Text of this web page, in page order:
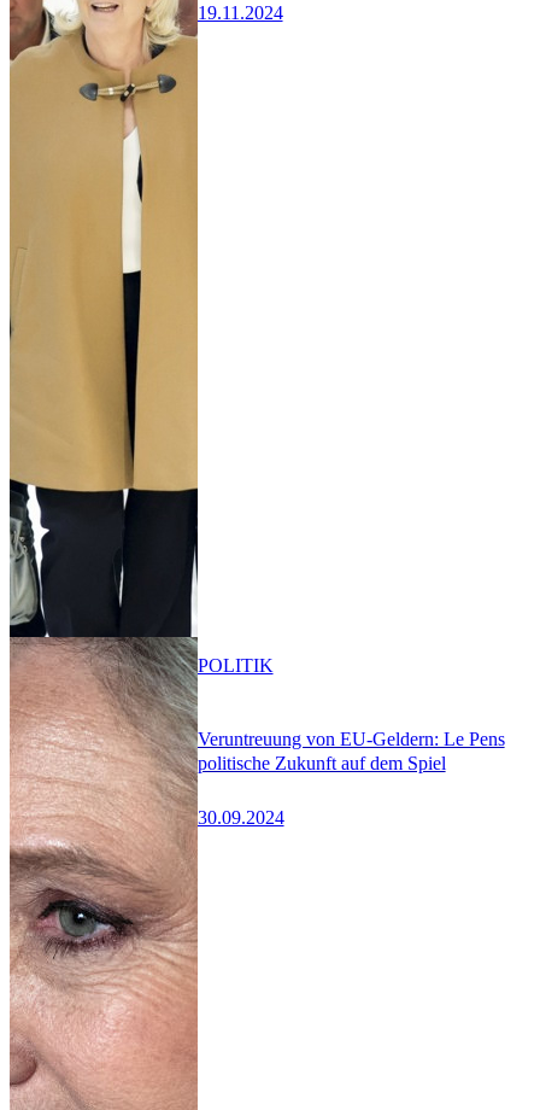
19.11.2024
Veruntreuung von EU-Geldern: Le Pens
politische Zukunft auf dem Spiel
30.09.2024
POLITIK